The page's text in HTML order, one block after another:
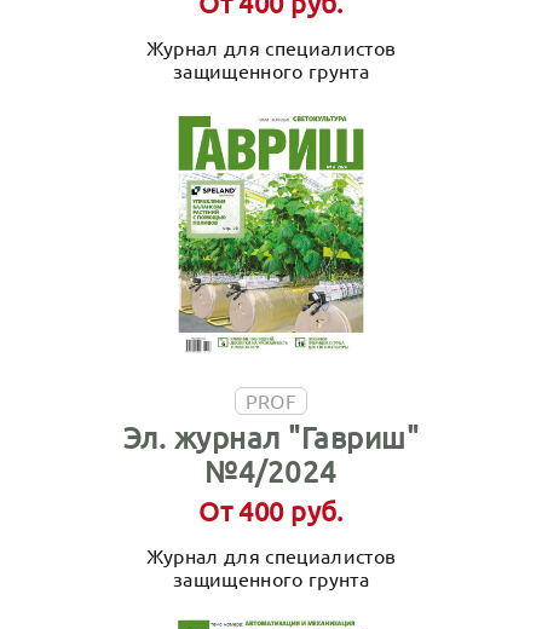
Журнал для специалистов
защищенного грунта
PROF
Эл. журнал "Гавриш"
№4/2024
От 400 руб.
Журнал для специалистов
защищенного грунта